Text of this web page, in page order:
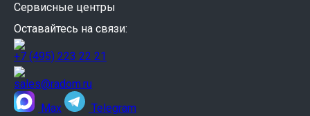
Сервисные центры
Оставайтесь на связи:
+7 (495) 223 22 21
sales@radom.ru
Max
Telegram